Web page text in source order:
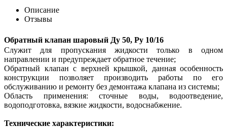
Описание
Отзывы
Обратный клапан шаровый Ду 50, Ру 10/16
Cлужит для пропускания жидкости только в одном
направлении и предупреждает обратное течение;
Обратный клапан с верхней крышкой, данная особенность
конструкции позволяет производить работы по его
обслуживанию и ремонту без демонтажа клапана из системы;
Область применения: сточные воды, водоотведение,
водоподготовка, вязкие жидкости, водоснабжение.
Технические характеристики: